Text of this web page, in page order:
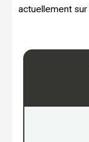
actuellement sur